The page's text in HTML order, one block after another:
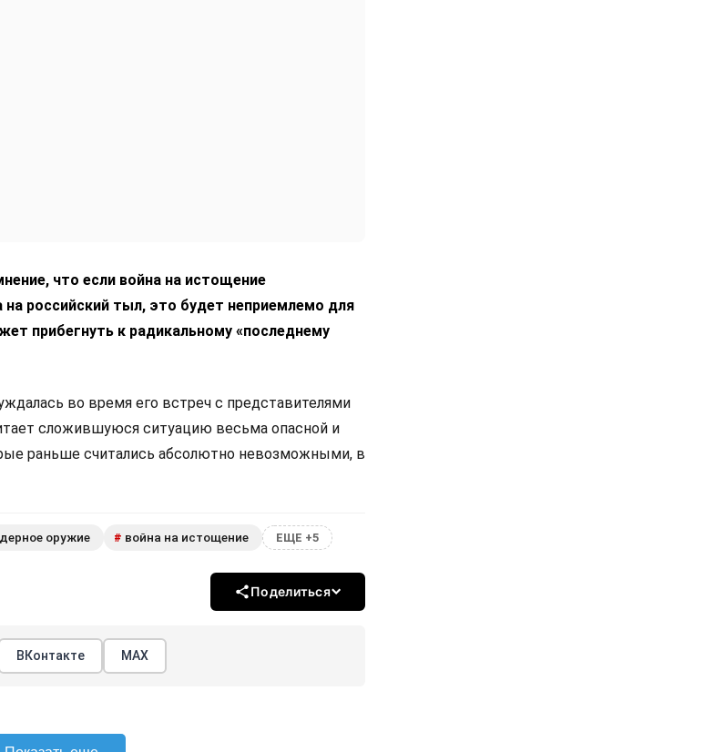
что если война на истощение
на российский тыл, это будет неприемлемо для
прибегнуть к радикальному «последнему
во время его встреч с представителями
сложившуюся ситуацию весьма опасной и
раньше считались абсолютно невозможными, в
оружие # война на истощение ЕЩЕ +5
Поделиться
ВКонтакте МАХ